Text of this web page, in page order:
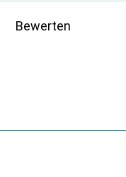
Bewerten